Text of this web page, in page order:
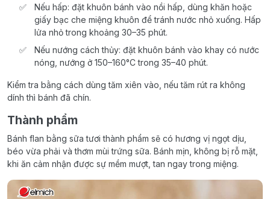
Nếu hấp: đặt khuôn bánh vào nồi hấp, dùng khăn hoặc
giấy bạc che miệng khuôn để tránh nước nhỏ xuống. Hấp
lửa nhỏ trong khoảng 30–35 phút.
Nếu nướng cách thủy: đặt khuôn bánh vào khay có nước
nóng, nướng ở 150–160°C trong 35–40 phút.
Kiểm tra bằng cách dùng tăm xiên vào, nếu tăm rút ra không
dính thì bánh đã chín.
Thành phẩm
Bánh flan bằng sữa tươi thành phẩm sẽ có hương vị ngọt dịu,
béo vừa phải và thơm mùi trứng sữa. Bánh mịn, không bị rỗ mặt,
khi ăn cảm nhận được sự mềm mượt, tan ngay trong miệng.